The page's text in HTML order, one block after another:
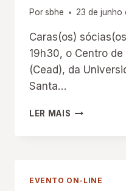
Porsbhe 23 de junho
Caras(os)
19h30, o Centro
(Cead), da
Santa…
LER MAIS MESA-
EVENTO ON-LINE